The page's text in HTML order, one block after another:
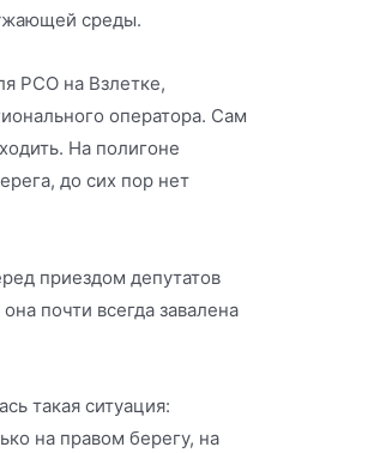
среды.
РСО на Взлетке,
оператора. Сам
На полигоне
до сих пор нет
приездом депутатов
почти всегда завалена
такая ситуация:
на правом берегу, на